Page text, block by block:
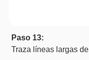
Paso 13:
Traza líneas largas